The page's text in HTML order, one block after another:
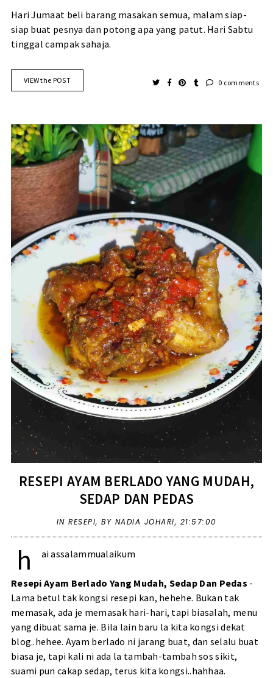
Hari Jumaat beli barang masakan semua, malam siap-
siap buat pesnya dan potong apa yang patut. Hari Sabtu
tinggal campak sahaja.
VIEW the POST 0 comments
RESEPI AYAM BERLADO YANG MUDAH,
SEDAP DAN PEDAS
IN RESEPI, BY NADIA JOHARI, 21:57:00
h ai assalammualaikum
Resepi Ayam Berlado Yang Mudah, Sedap Dan Pedas -
Lama betul tak kongsi resepi kan, hehehe. Bukan tak
memasak, ada je memasak hari-hari, tapi biasalah, menu
yang dibuat sama je. Bila lain baru la kita kongsi dekat
blog..hehee. Ayam berlado ni jarang buat, dan selalu buat
biasa je, tapi kali ni ada la tambah-tambah sos sikit,
suami pun cakap sedap, terus kita kongsi..hahhaa.